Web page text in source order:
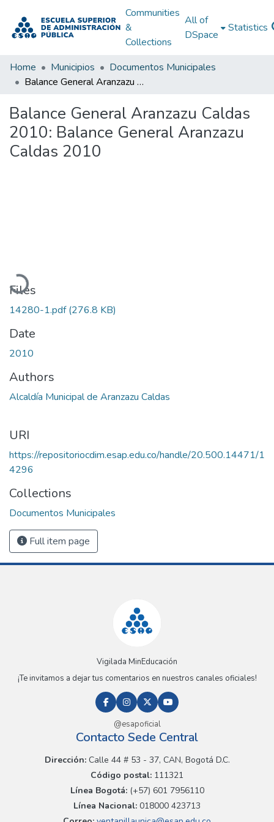
Communities
&
Collections
All of
DSpace
Statistics
Home Municipios
Documentos Municipales
Balance General Aranzazu Caldas 2010: Balance General Aranzazu Caldas 2010
Balance General Aranzazu Caldas
2010: Balance General Aranzazu
Caldas 2010
Loading...
Files
14280-1.pdf(276.8 KB)
Date
2010
Authors
Alcaldía Municipal de Aranzazu Caldas
URI
https://repositoriocdim.esap.edu.co/handle/20.500.14471/1
4296
Collections
Documentos Municipales
Full item page
Vigilada MinEducación
¡Te invitamos a dejar tus comentarios en nuestros canales oficiales!
@esapoficial
Contacto Sede Central
Dirección:Calle 44 # 53 - 37, CAN, Bogotá D.C.
Código postal: 111321
Línea Bogotá:(+57) 601 7956110
Línea Nacional: 018000 423713